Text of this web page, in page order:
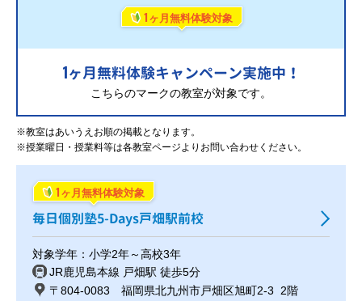
1 ヶ月無料体験対象
1ヶ月無料体験キャンペーン実施中！
こちらのマークの教室が対象です。
※教室はあいうえお順の掲載となります。
※授業曜日・授業料等は各教室ページよりお問い合わせください。
1 ヶ月無料体験対象
毎日個別塾5-Days戸畑駅前校
対象学年：小学2年～高校3年
JR鹿児島本線 戸畑駅 徒歩5分
〒804-0083 福岡県北九州市戸畑区旭町2-3 2階